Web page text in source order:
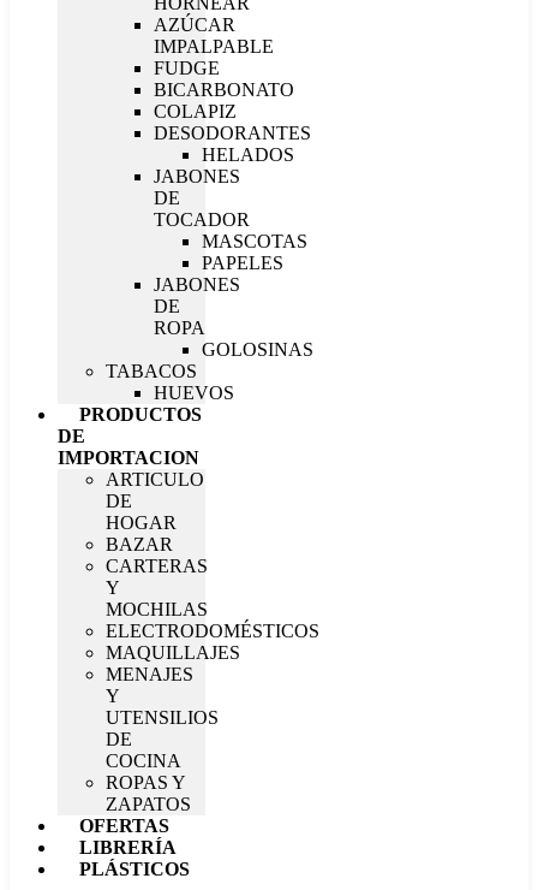
AZÚCAR
IMPALPABLE
FUDGE
BICARBONATO
COLAPIZ
DESODORANTES
HELADOS
JABONES
DE
TOCADOR
MASCOTAS
PAPELES
JABONES
DE
ROPA
GOLOSINAS
TABACOS
HUEVOS
PRODUCTOS
DE
IMPORTACION
ARTICULO
DE
HOGAR
BAZAR
CARTERAS
Y
MOCHILAS
ELECTRODOMÉSTICOS
MAQUILLAJES
MENAJES
Y
UTENSILIOS
DE
COCINA
ROPAS Y
ZAPATOS
OFERTAS
LIBRERÍA
PLÁSTICOS